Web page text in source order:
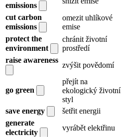
emissions
cut carbon
emissions
omezit uhlíkové
emise
protect the
environment
chránit životní
prostředí
raise awareness
zvýšit povědomí
go green
přejít na
ekologický životní
styl
save energy
šetřit energii
generate
electricity
vyrábět elektřinu